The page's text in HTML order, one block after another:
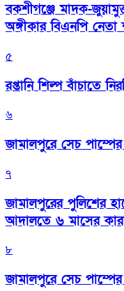
বকশীগঞ্জে মাদক-
অঙ্গীকার বিএনপি নেতা
৫
রপ্তানি শিল্প বাঁচাতে
৬
জামালপুরে সেচ
৭
জামালপুরের পুলিশের
আদালতে ৬ মাসের
৮
জামালপুরে সেচ